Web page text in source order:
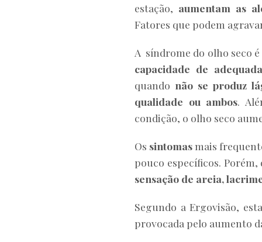
estação, aumentam as
Fatores que podem
A síndrome do olho seco
capacidade de
quando não se produz
qualidade ou ambos.
condição, o olho seco
Os sintomasmais
pouco específicos.
sensação de areia,
Segundo a Ergovisão,
provocada pelo aumento